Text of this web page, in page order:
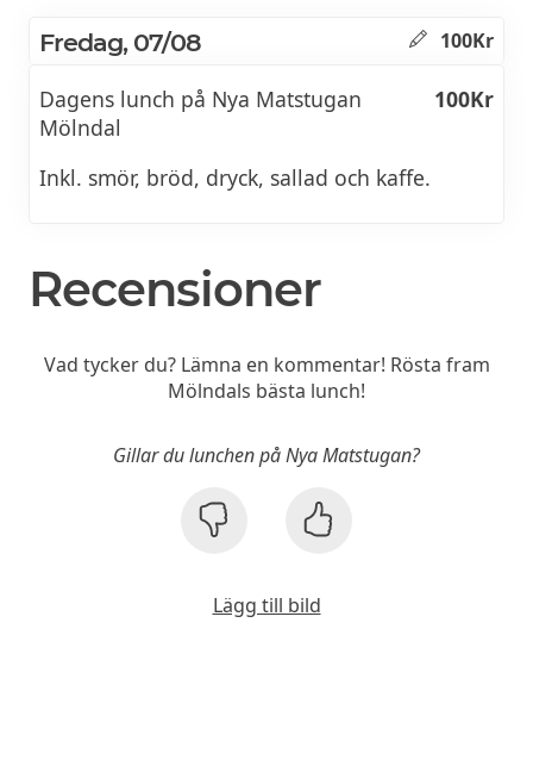
Fredag, 07/08 100Kr
Dagens lunch på Nya Matstugan
Mölndal
100Kr
Inkl. smör, bröd, dryck, sallad och kaffe.
Recensioner
Vad tycker du? Lämna en kommentar! Rösta fram
Mölndals bästa lunch!
Gillar du lunchen på Nya Matstugan?
Lägg till bild